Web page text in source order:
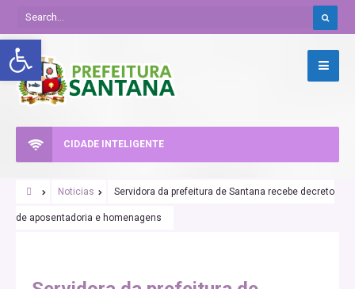
Abrir a barra de ferramentas
CIDADE INTELIGENTE
Noticias Servidora da prefeitura de Santana recebe decreto
de aposentadoria e homenagens